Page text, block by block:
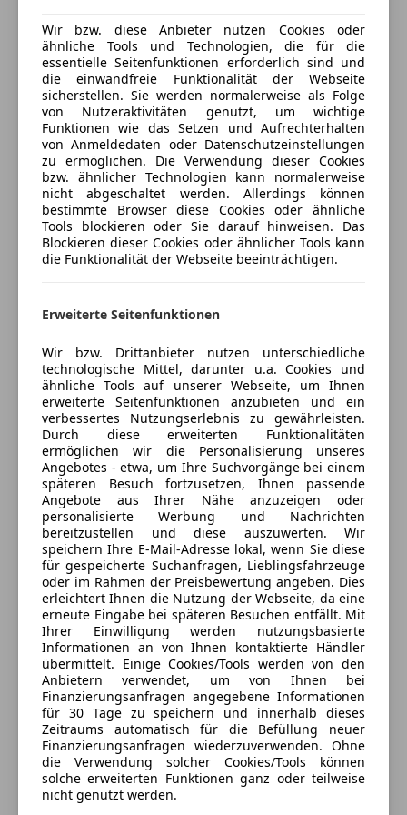
ABS
Beifahrerairbag
ESP
Fahrerairbag
Geschwindigkeits-begrenzungsanlage
Isofix
Kopfairbag
LED-Tagfahrlicht
Notrufsystem
Reifendruckkontrollsystem
Seitenairbag
Traktionskontrolle
Xenonscheinwerfer
Zentralverriegelung
Zentralverriegelung mit Funkfernbedienung
Extras
Alufelgen
Dachreling
Innenspiegel automatisch abblendend
Pannenkit
Sportfahrwerk
Sportpaket
Sportsitze
Touchscreen
WISSENWERTES, SERVICE & HISTORIE:
lückenlose Historie
Sie benötigen eine Unterboden Konservierung,
Anhängerkupplung, Alufelgen oder anderes
Zubehör?
Gerne machen wir Ihnen ein Angebot.
AUSSTATTUNG:
Motor & Antrieb
Audi Drive Select
Elektron. Differentialsperre (EDS)
Getriebe 6-Gang
Rußpartikelfilter
Servolenkung elektro-mechanisch
Sport-Fahrwerk
Start/Stop-Anlage
Sicherheit
Airbag Fahrer-/Beifahrerseite
Anti-Blockier-System (ABS)
Audi connect (Notruf- und Assistance-System)
Bremsassistent
Elektron. Stabilitäts-Programm (ESP)
Elektron. Stabilitätskontrolle (ESC)
Knieairbag Beifahrerseite
Knieairbag Fahrerseite
Kopf-Airbag-System (Sideguard)
Seitenairbag vorn
Wegfahrsperre (elektronisch)
Außen
Kfz-Versicherung
Versicherungsschutz an Ihre Bedürfnisse
anpassen
Freischaden-Gutschein ab Stufe 0
Auto einfach online versichern & Rabatt holen
Jetzt berechnen
Sternebewertung 5 von 5
5Sterne
(99% Weiterempfehlungen)
Anbieter auf AutoScout24 seit 2011
Verkauf, Samstags nach Termin von 9-12:00 Uhr
Geschlossen
Öffnet um 8:00 Fr.
Haid 87,
4782 St. Florian am Inn, AT
Kontakt
Michael Lechner
Alle Fahrzeuge des Anbieters
Anbieter kontaktieren
Deine Nachricht
Wir bzw. diese Anbieter nutzen Cookies oder
ähnliche Tools und Technologien, die für die
essentielle Seitenfunktionen erforderlich sind und
die einwandfreie Funktionalität der Webseite
sicherstellen. Sie werden normalerweise als Folge
von Nutzeraktivitäten genutzt, um wichtige
Funktionen wie das Setzen und Aufrechterhalten
von Anmeldedaten oder Datenschutzeinstellungen
zu ermöglichen. Die Verwendung dieser Cookies
bzw. ähnlicher Technologien kann normalerweise
nicht abgeschaltet werden. Allerdings können
bestimmte Browser diese Cookies oder ähnliche
Tools blockieren oder Sie darauf hinweisen. Das
Blockieren dieser Cookies oder ähnlicher Tools kann
die Funktionalität der Webseite beeinträchtigen.
Erweiterte Seitenfunktionen
Wir bzw. Drittanbieter nutzen unterschiedliche
technologische Mittel, darunter u.a. Cookies und
ähnliche Tools auf unserer Webseite, um Ihnen
erweiterte Seitenfunktionen anzubieten und ein
verbessertes Nutzungserlebnis zu gewährleisten.
Durch diese erweiterten Funktionalitäten
ermöglichen wir die Personalisierung unseres
Angebotes - etwa, um Ihre Suchvorgänge bei einem
späteren Besuch fortzusetzen, Ihnen passende
Angebote aus Ihrer Nähe anzuzeigen oder
personalisierte Werbung und Nachrichten
bereitzustellen und diese auszuwerten. Wir
speichern Ihre E-Mail-Adresse lokal, wenn Sie diese
für gespeicherte Suchanfragen, Lieblingsfahrzeuge
oder im Rahmen der Preisbewertung angeben. Dies
erleichtert Ihnen die Nutzung der Webseite, da eine
erneute Eingabe bei späteren Besuchen entfällt. Mit
Ihrer Einwilligung werden nutzungsbasierte
Informationen an von Ihnen kontaktierte Händler
übermittelt. Einige Cookies/Tools werden von den
Anbietern verwendet, um von Ihnen bei
Finanzierungsanfragen angegebene Informationen
für 30 Tage zu speichern und innerhalb dieses
Zeitraums automatisch für die Befüllung neuer
Finanzierungsanfragen wiederzuverwenden. Ohne
die Verwendung solcher Cookies/Tools können
solche erweiterten Funktionen ganz oder teilweise
nicht genutzt werden.